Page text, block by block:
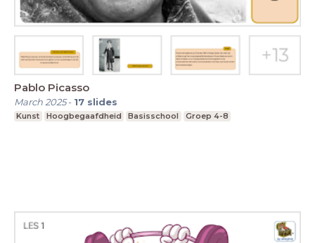
Pablo Picasso
March 2025- 17 slides
Kunst Hoogbegaafdheid Basisschool Groep 4-8